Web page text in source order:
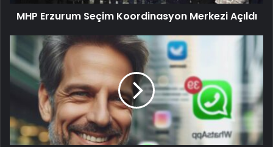
MHP Erzurum Seçim Koordinasyon Merkezi Açıldı